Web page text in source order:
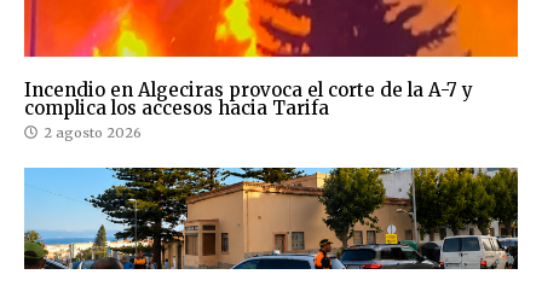
Incendio en Algeciras provoca el corte de la A-7 y
complica los accesos hacia Tarifa
2 agosto 2026